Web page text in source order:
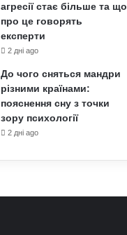
агресії стає більше та що
про це говорять
експерти
2 дні ago
До чого сняться мандри
різними країнами:
пояснення сну з точки
зору психології
2 дні ago